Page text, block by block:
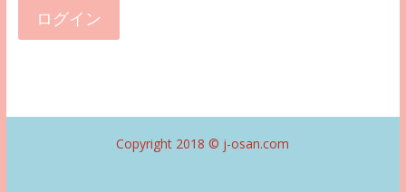
ログイン
Copyright 2018 © j-osan.com